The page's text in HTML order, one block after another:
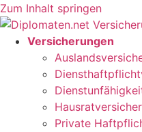
Zum Inhalt springen
Versicherungen
Private